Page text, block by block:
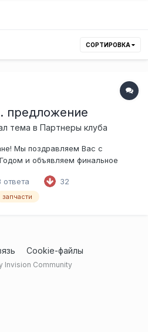
СОРТИРОВКА
предложение
тема в Партнеры клуба
Мы поздравляем Вас с
и объявляем финальное
С Уважением,
ответа 32
запчасти
Cookie-файлы
Invision Community